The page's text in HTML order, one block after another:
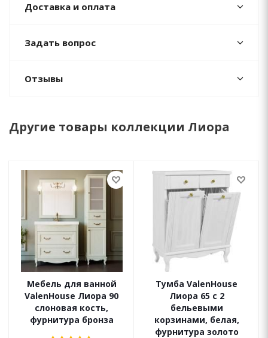
Доставка и оплата
Задать вопрос
Отзывы
Другие товары коллекции Лиора
Мебель для ванной
ValenHouse Лиора 90
слоновая кость,
фурнитура бронза
Тумба ValenHouse
Лиора 65 с 2
бельевыми
корзинами, белая,
фурнитура золото